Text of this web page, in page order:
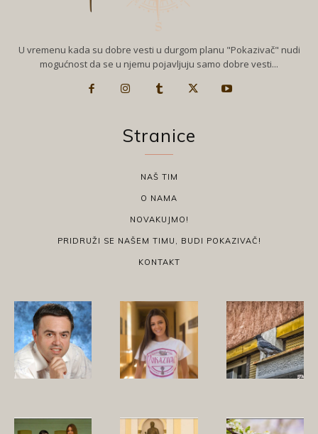
U vremenu kada su dobre vesti u durgom planu "Pokazivač" nudi
mogućnost da se u njemu pojavljuju samo dobre vesti...
Stranice
NAŠ TIM
O NAMA
NOVAKUJMO!
PRIDRUŽI SE NAŠEM TIMU, BUDI POKAZIVAČ!
KONTAKT